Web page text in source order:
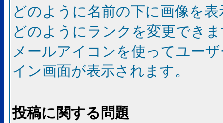
どのように名前の下に画像を
どのようにランクを変更でき
メールアイコンを使ってユー
イン画面が表示されます。
投稿に関する問題